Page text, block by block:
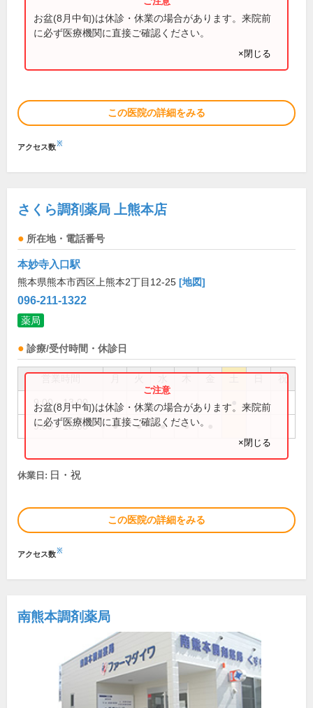
お盆(8月中旬)は休診・休業の場合があります。来院前
に必ず医療機関に直接ご確認ください。
×閉じる
この医院の詳細をみる
アクセス数※
さくら調剤薬局 上熊本店
所在地・電話番号
本妙寺入口駅
熊本県熊本市西区上熊本2丁目12-25 [地図]
096-211-1322
薬局
診療/受付時間・休診日
祝
9:00～13:00
9:00～18:00 ● ● ● ●
お盆(8月中旬)は休診・休業の場合があります。来院前
に必ず医療機関に直接ご確認ください。
×閉じる
休業日: 日・祝
この医院の詳細をみる
アクセス数※
南熊本調剤薬局